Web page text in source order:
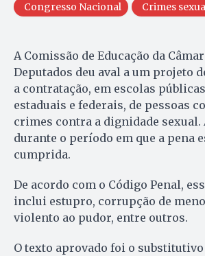
Congresso Nacional Crimes
A Comissão de Educação da
Deputados deu aval a um projeto
a contratação, em escolas
estaduais e federais, de pessoas
crimes contra a dignidade sexual.
durante o período em que a pena
cumprida.
De acordo com o Código Penal,
inclui estupro, corrupção de
violento ao pudor, entre outros.
O texto aprovado foi o